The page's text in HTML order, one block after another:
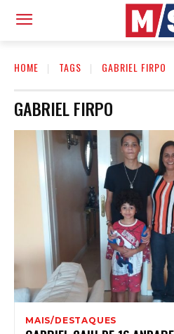
HOME TAGS GABRIEL FIRPO
GABRIEL FIRPO
MAIS/DESTAQUES